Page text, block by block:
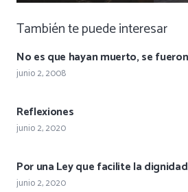
También te puede interesar
No es que hayan muerto, se
junio 2, 2008
Reflexiones
junio 2, 2020
Por una Ley que facilite la
junio 2, 2020